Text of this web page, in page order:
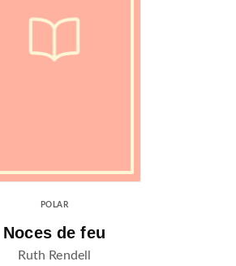
POLAR
Noces de feu
Ruth Rendell